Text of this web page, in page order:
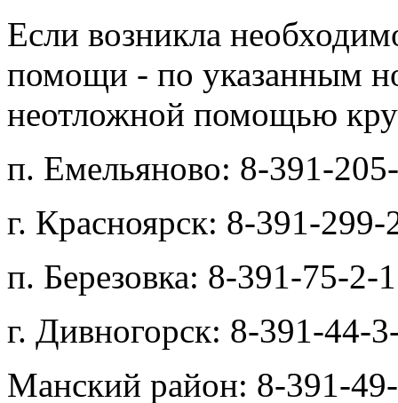
Если возникла
помощи - по указанным
неотложной помощью
п. Емельяново: 8-391-
г. Красноярск: 8-391-299-
п. Березовка: 8-391-75-2-
г. Дивногорск: 8-391-44-
Манский район: 8-391-